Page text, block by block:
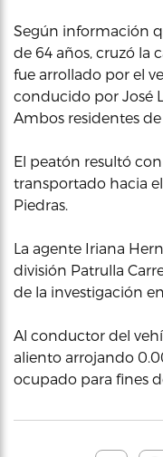
Según información
de 64 años, cruzó la
fue arrollado por el
conducido por José
Ambos residentes
El peatón resultó
transportado hacia
Piedras.
La agente Iriana
división Patrulla
de la investigación
Al conductor del
aliento arrojando
ocupado para fines